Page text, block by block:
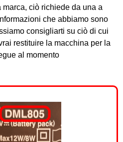
ciò richiede da una a
che abbiamo sono
consigliarti su ciò di cui
restituire la macchina per la
al momento